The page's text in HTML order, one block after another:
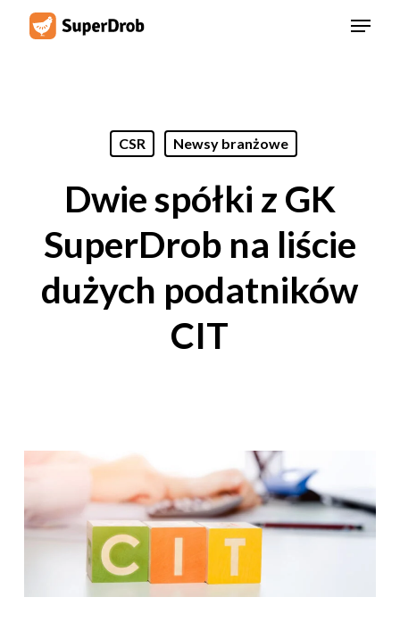
Menu
CSR Newsy branżowe
Dwie spółki z GK
SuperDrob na liście
dużych podatników
CIT